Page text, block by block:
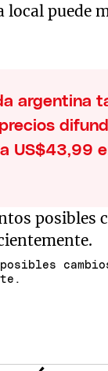
puede
argentina
US$43,99